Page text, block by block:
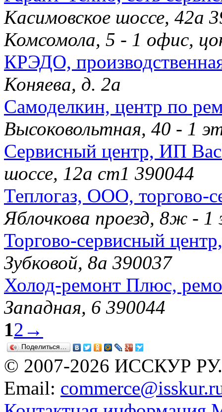
Касимовское шоссе, 42а
Комсомола, 5 - 1 офис,
КРЭДО,
Коняева, д. 2а
Самоделкин, центр по
Высоковольтная, 40 - 1
Сервисный центр, ИП
шоссе, 12а ст1 390044
Теплогаз, ООО, торгово-
Яблочкова проезд, 8ж -
Торгово-сервисный
Зубковой, 8а 390037
Холод-ремонт Плюс,
Западная, 6 390044
12 →
Поделиться…
© 2007-2026 ИССКУР РУ.
Email: